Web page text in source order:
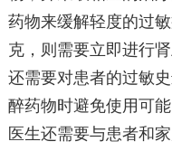
药物来缓解轻度的过
克，则需要立即进行
还需要对患者的过敏
醉药物时避免使用可
医生还需要与患者和